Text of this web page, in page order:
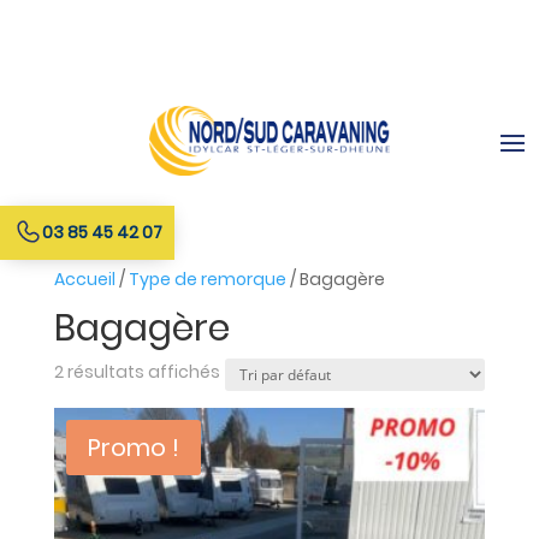
03 85 45 42 07
Accueil / Type de remorque / Bagagère
Bagagère
2 résultats affichés
Promo !